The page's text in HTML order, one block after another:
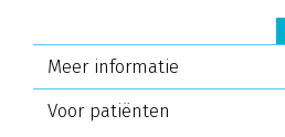
Meer informatie
Voor patiënten